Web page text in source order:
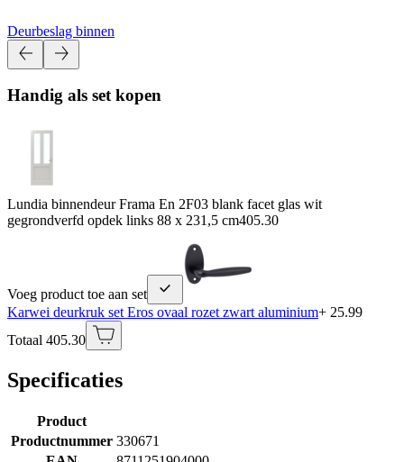
Deurbeslag binnen
Handig als set kopen
Lundia binnendeur Frama En 2F03 blank facet glas wit
gegrondverfd opdek links 88 x 231,5 cm405.30
Voeg product toe aan set
Karwei deurkruk set Eros ovaal rozet zwart aluminium+ 25.99
Totaal 405.30
Specificaties
Product
Productnummer 330671